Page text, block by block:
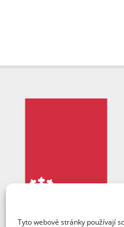
Tyto webové stránky používají